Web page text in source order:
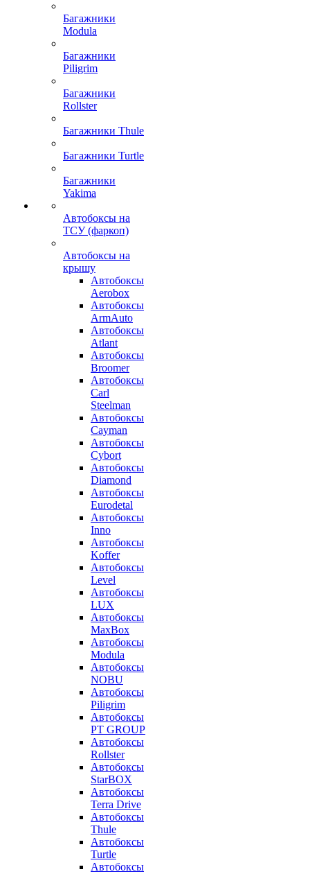
Багажники
Modula
Багажники
Piligrim
Багажники
Rollster
Багажники Thule
Багажники Turtle
Багажники
Yakima
Автобоксы на
ТСУ (фаркоп)
Автобоксы на
крышу
Автобоксы
Aerobox
Автобоксы
ArmAuto
Автобоксы
Atlant
Автобоксы
Broomer
Автобоксы
Carl
Steelman
Автобоксы
Cayman
Автобоксы
Cybort
Автобоксы
Diamond
Автобоксы
Eurodetal
Автобоксы
Inno
Автобоксы
Koffer
Автобоксы
Level
Автобоксы
LUX
Автобоксы
MaxBox
Автобоксы
Modula
Автобоксы
NOBU
Автобоксы
Piligrim
Автобоксы
PT GROUP
Автобоксы
Rollster
Автобоксы
StarBOX
Автобоксы
Terra Drive
Автобоксы
Thule
Автобоксы
Turtle
Автобоксы